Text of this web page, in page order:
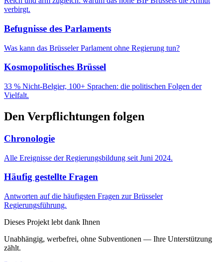
verbirgt.
Befugnisse des Parlaments
Was kann das Brüsseler Parlament ohne Regierung tun?
Kosmopolitisches Brüssel
33 % Nicht-Belgier, 100+ Sprachen: die politischen Folgen der
Vielfalt.
Den Verpflichtungen folgen
Chronologie
Alle Ereignisse der Regierungsbildung seit Juni 2024.
Häufig gestellte Fragen
Antworten auf die häufigsten Fragen zur Brüsseler
Regierungsführung.
Dieses Projekt lebt dank Ihnen
Unabhängig, werbefrei, ohne Subventionen — Ihre Unterstützung
zählt.